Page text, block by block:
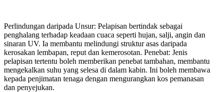
Perlindungan daripada Unsur: Pelapisan bertindak sebagai
penghalang terhadap keadaan cuaca seperti hujan, salji, angin dan
sinaran UV. Ia membantu melindungi struktur asas daripada
kerosakan lembapan, reput dan kemerosotan. Penebat: Jenis
pelapisan tertentu boleh memberikan penebat tambahan, membantu
mengekalkan suhu yang selesa di dalam kabin. Ini boleh membawa
kepada penjimatan tenaga dengan mengurangkan kos pemanasan
dan penyejukan.